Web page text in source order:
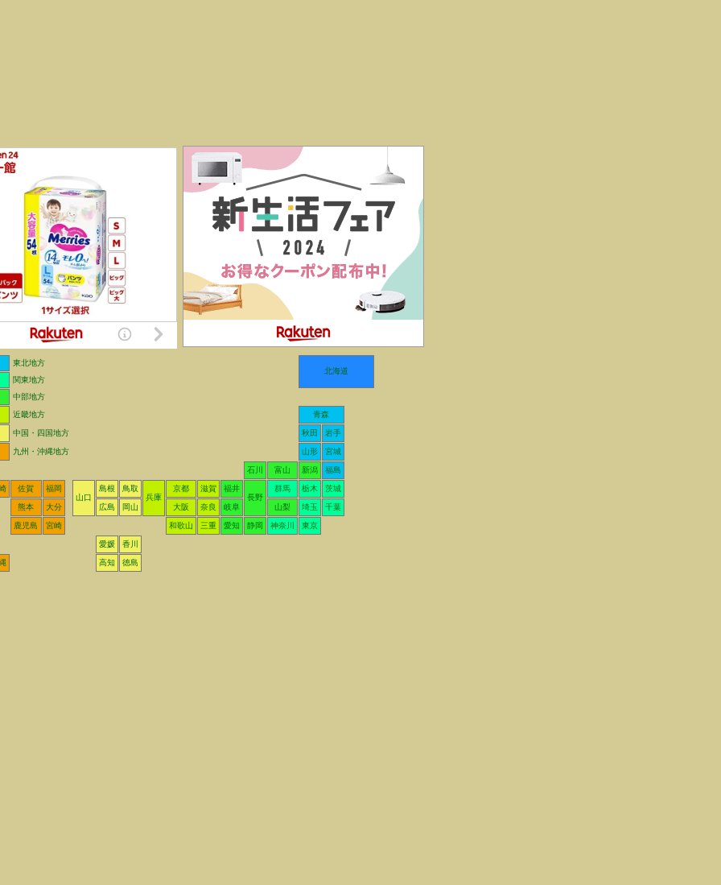
東北地方
北海道
関東地方
中部地方
近畿地方
青森
中国・四国地方 秋田 岩手
九州・沖縄地方 山形 宮城
石川 富山 新潟 福島
佐賀
福岡
山口
島根
鳥取
兵庫
京都 滋賀
福井
長野
群馬 栃木 茨城
熊本 大分 広島 岡山 大阪 奈良 岐阜 山梨 埼玉 千葉
鹿児島 宮崎 和歌山 三重 愛知 静岡 神奈川 東京
愛媛 香川
高知 徳島